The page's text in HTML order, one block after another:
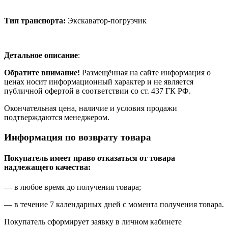
Тип транспорта: Экскаватор-погрузчик
Детальное описание:
Обратите внимание! Размещённая на сайте информация о
ценах носит информационный характер и не является
публичной офертой в соответствии со ст. 437 ГК РФ.
Окончательная цена, наличие и условия продажи
подтверждаются менеджером.
Информация по возврату товара
Покупатель имеет право отказаться от товара
надлежащего качества:
— в любое время до получения товара;
— в течение 7 календарных дней с момента получения товара.
Покупатель сформирует заявку в личном кабинете